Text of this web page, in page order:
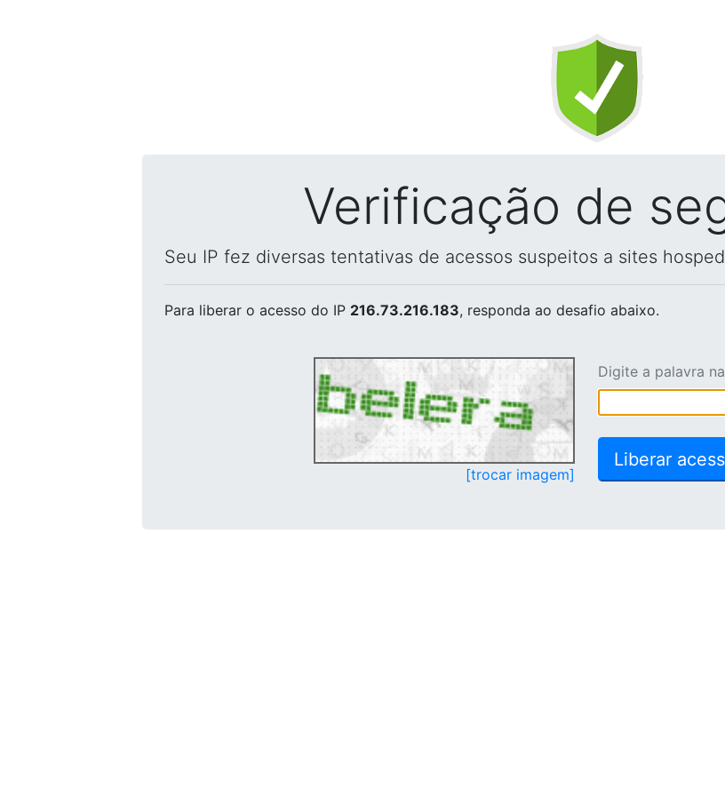
Verificação de
Seu IP fez diversas tentativas de acessos suspeitos a sites
Para liberar o acesso do IP 216.73.216.183, responda ao desafio abaixo.
[trocar imagem]
Digite a palavra